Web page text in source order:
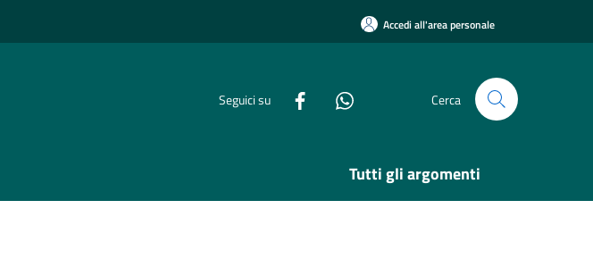
Accedi all'area personale
Seguici su Cerca
Tutti gli argomenti